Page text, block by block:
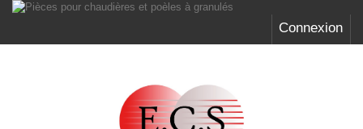
Connexion